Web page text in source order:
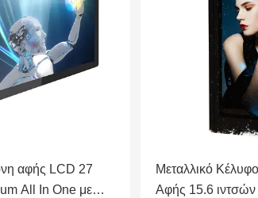
αφής LCD 27
All In One με
Μεταλλικό
Αφής 15.6